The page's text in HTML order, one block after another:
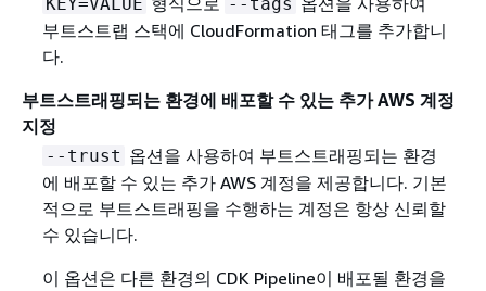
부트스트랩 스택에 CloudFormation 태그를 추가합니
다.
부트스트래핑되는 환경에 배포할 수 있는 추가 AWS 계정
지정
--trust 옵션을 사용하여 부트스트래핑되는 환경
에 배포할 수 있는 추가 AWS 계정을 제공합니다. 기본
적으로 부트스트래핑을 수행하는 계정은 항상 신뢰할
수 있습니다.
이 옵션은 다른 환경의 CDK Pipeline이 배포될 환경을